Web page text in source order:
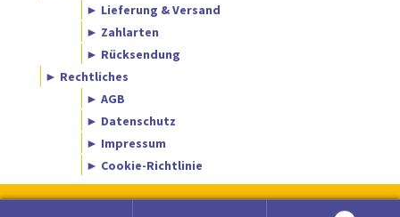
► Lieferung & Versand
► Zahlarten
► Rücksendung
► Rechtliches
► AGB
► Datenschutz
► Impressum
► Cookie-Richtlinie